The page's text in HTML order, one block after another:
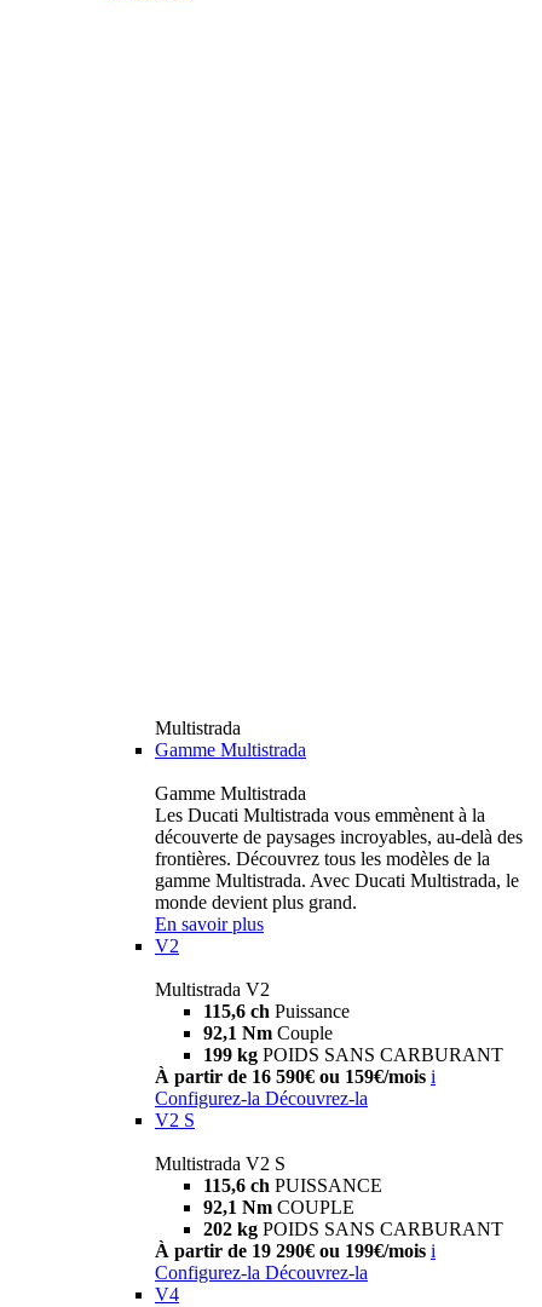
Multistrada
Gamme Multistrada
Gamme Multistrada
Les Ducati Multistrada vous emmènent à la
découverte de paysages incroyables, au-delà des
frontières. Découvrez tous les modèles de la
gamme Multistrada. Avec Ducati Multistrada, le
monde devient plus grand.
En savoir plus
V2
Multistrada V2
115,6 ch Puissance
92,1 Nm Couple
199 kg POIDS SANS CARBURANT
À partir de 16 590€ ou 159€/mois i
Configurez-la Découvrez-la
V2 S
Multistrada V2 S
115,6 ch PUISSANCE
92,1 Nm COUPLE
202 kg POIDS SANS CARBURANT
À partir de 19 290€ ou 199€/mois i
Configurez-la Découvrez-la
V4